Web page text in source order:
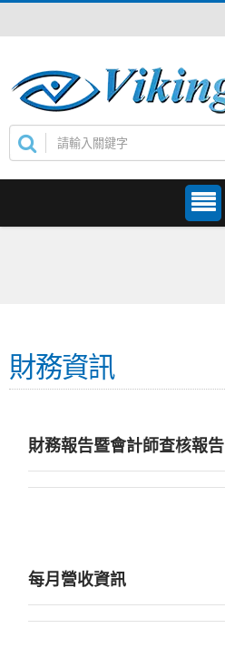
財務資訊
財務報告暨會計師查核報告
每月營收資訊